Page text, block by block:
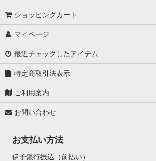
ショッピングカート
マイページ
最近チェックしたアイテム
特定商取引法表示
ご利用案内
お問い合わせ
お支払い方法
伊予銀行振込（前払い）